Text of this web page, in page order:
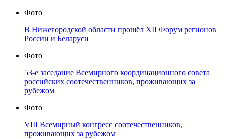
Фото
В Нижегородской области прошёл XII Форум регионов
России и Беларуси
Фото
53-е заседание Всемирного координационного совета
российских соотечественников, проживающих за
рубежом
Фото
VIII Всемирный конгресс соотечественников,
проживающих за рубежом